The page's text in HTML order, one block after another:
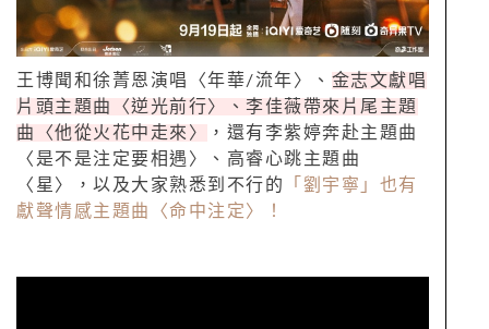
王博聞和徐菁恩演唱〈年華/流年〉、 金志文獻唱
片頭主題曲〈逆光前行〉、李佳薇帶來片尾主題
曲〈他從火花中走來〉
，還有李紫婷奔赴主題曲
〈是不是注定要相遇〉、高睿心跳主題曲
〈星〉，以及大家熟悉到不行的
「劉宇寧」也有
獻聲情感主題曲〈命中注定〉！